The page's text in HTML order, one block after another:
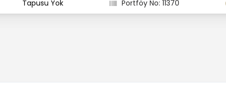
Tapusu Yok Portföy No: 11370